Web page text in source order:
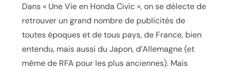
Dans « Une Vie en Honda Civic », on se délecte de
retrouver un grand nombre de publicités de
toutes époques et de tous pays, de France, bien
entendu, mais aussi du Japon, d’Allemagne (et
même de RFA pour les plus anciennes). Mais